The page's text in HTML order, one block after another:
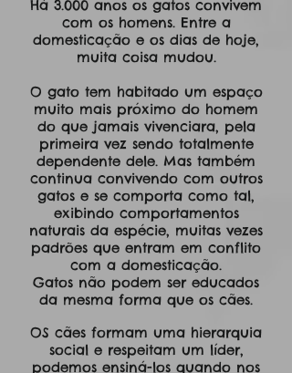
Há 3.000 anos os gatos convivem
com os homens. Entre a
domesticação e os dias de hoje,
muita coisa mudou.
O gato tem habitado um espaço
muito mais próximo do homem
do que jamais vivenciara, pela
primeira vez sendo totalmente
dependente dele. Mas também
continua convivendo com outros
gatos e se comporta como tal,
exibindo comportamentos
naturais da espécie, muitas vezes
padrões que entram em conflito
com a domesticação.
Gatos não podem ser educados
da mesma forma que os cães.
OS cães formam uma hierarquia
social e respeitam um líder,
podemos ensiná-los quando nos